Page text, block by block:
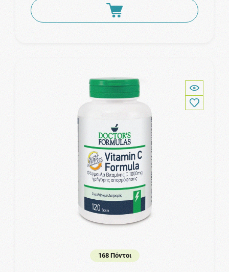
168 Πόντοι